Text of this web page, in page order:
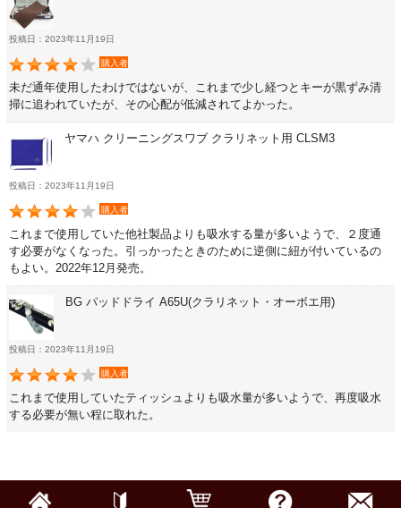
投稿日：2023年11月19日
購入者
未だ通年使用したわけではないが、これまで少し経つとキーが黒ずみ清
掃に追われていたが、その心配が低減されてよかった。
ヤマハ クリーニングスワブ クラリネット用 CLSM3
投稿日：2023年11月19日
購入者
これまで使用していた他社製品よりも吸水する量が多いようで、２度通
す必要がなくなった。引っかったときのために逆側に紐が付いているの
もよい。2022年12月発売。
BG パッドドライ A65U(クラリネット・オーボエ用)
投稿日：2023年11月19日
購入者
これまで使用していたティッシュよりも吸水量が多いようで、再度吸水
する必要が無い程に取れた。
楽器スタンド
お手入れ用品・パーツ
チューナー・メトロノーム
譜面台・指揮棒
音楽ギフト・雑貨
書籍・CD